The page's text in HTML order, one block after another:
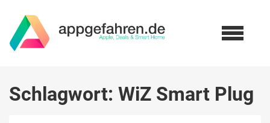
Schlagwort: WiZ Smart Plug